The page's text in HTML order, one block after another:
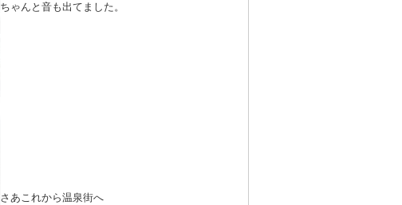
ちゃんと音も出てました。
さあこれから温泉街へ